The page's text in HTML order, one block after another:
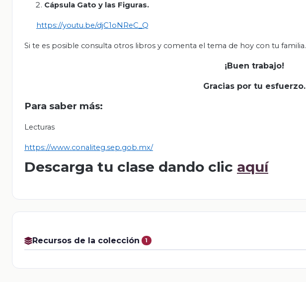
Cápsula Gato y las Figuras.
https://youtu.be/djC1oNReC_Q
Si te es posible consulta otros libros y comenta el tema de hoy con tu familia.
¡Buen trabajo!
Gracias por tu esfuerzo.
Para saber más:
Lecturas
https://www.conaliteg.sep.gob.mx/
Descarga tu clase dando clic aquí
Recursos de la colección 1